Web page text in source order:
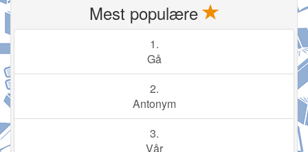
Mest populære
1.
Gå
2.
Antonym
3.
Vår